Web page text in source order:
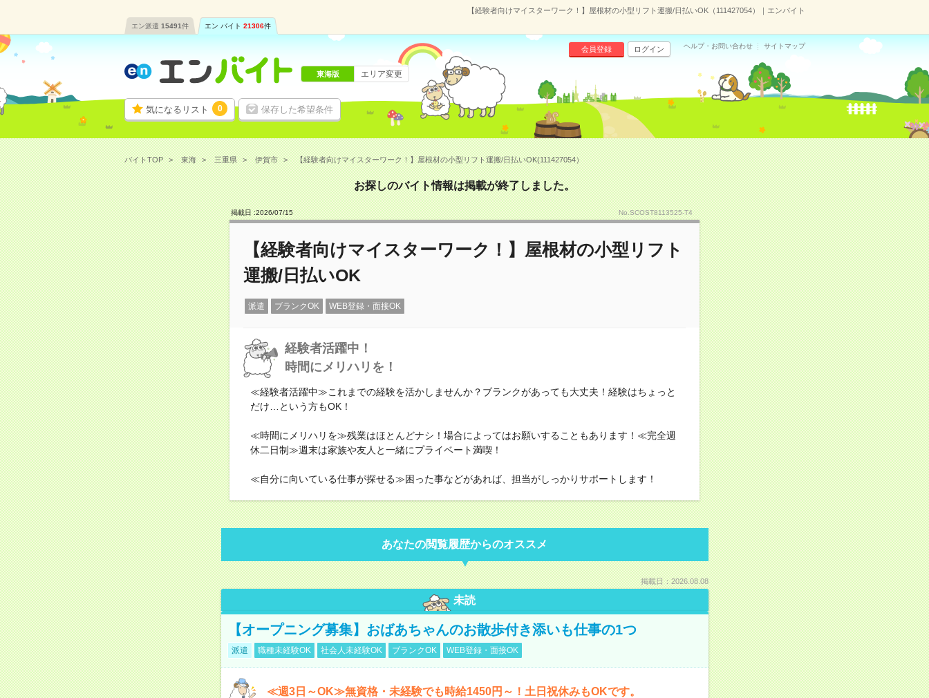
【経験者向けマイスターワーク！】屋根材の小型リフト運搬/日払いOK（111427054）｜エンバイト
エン派遣 15491件 エン バイト 21306件
気になるリスト 0 保存した希望条件
会員登録 ログイン ヘルプ・お問い合わせ サイトマップ
東海版 エリア変更
バイトTOP 東海 三重県 伊賀市 【経験者向けマイスターワーク！】屋根材の小型リフト運搬/日払いOK(111427054）
お探しのバイト情報は掲載が終了しました。
掲載日 :2026/07/15 No.SCOST8113525-T4
【経験者向けマイスターワーク！】屋根材の小型リフト
運搬/日払いOK
派遣 ブランクOK WEB登録・面接OK
経験者活躍中！
時間にメリハリを！
≪経験者活躍中≫これまでの経験を活かしませんか？ブランクがあっても大丈夫！経験はちょっと
だけ…という方もOK！
≪時間にメリハリを≫残業はほとんどナシ！場合によってはお願いすることもあります！≪完全週
休二日制≫週末は家族や友人と一緒にプライベート満喫！
≪自分に向いている仕事が探せる≫困った事などがあれば、担当がしっかりサポートします！
あなたの閲覧履歴からのオススメ
掲載日：2026.08.08
未読
【オープニング募集】おばあちゃんのお散歩付き添いも仕事の1つ
派遣 職種未経験OK 社会人未経験OK ブランクOK WEB登録・面接OK
≪週3日～OK≫無資格・未経験でも時給1450円～！土日祝休みもOKです。